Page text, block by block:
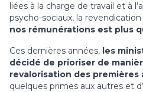
liées à la charge de travail et à
psycho-sociaux, la revendication
nos rémunérations est plus
Ces dernières années, les
décidé de prioriser de
revalorisation des premières
quelques primes aux autres et